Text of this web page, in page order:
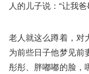
人的儿子说：“让我
老人就这么蹲着，对
为前些日子他梦见前
彤彤、胖嘟嘟的脸，